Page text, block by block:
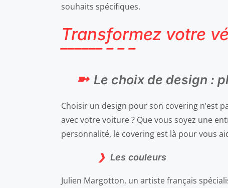
souhaits spécifiques.
Transformez votre
Le choix de design :
Choisir un design pour son covering n’est
avec votre voiture ? Que vous soyez une
personnalité, le covering est là pour vous
Les couleurs
Julien Margotton, un artiste français